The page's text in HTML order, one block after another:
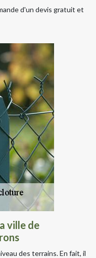
d'un devis gratuit et
ville de
des terrains. En fait, il